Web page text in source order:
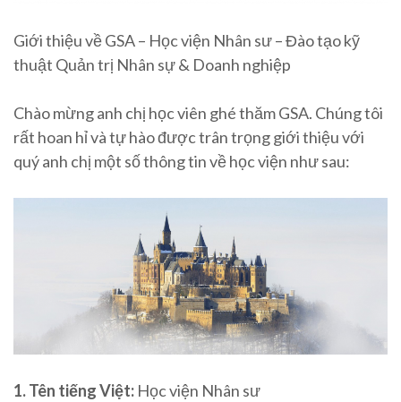
Giới thiệu về GSA – Học viện Nhân sư – Đào tạo kỹ
thuật Quản trị Nhân sự & Doanh nghiệp
Chào mừng anh chị học viên ghé thăm GSA. Chúng tôi
rất hoan hỉ và tự hào được trân trọng giới thiệu với
quý anh chị một số thông tin về học viện như sau:
1. Tên tiếng Việt: Học viện Nhân sư